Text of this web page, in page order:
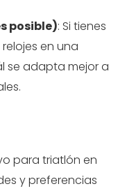
posible): Si tienes
en una
se adapta mejor a
para triatlón en
y preferencias